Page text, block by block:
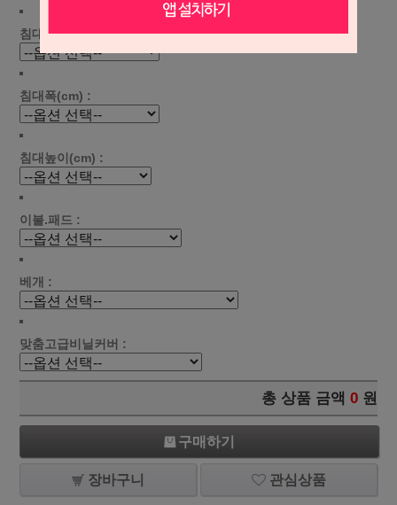
침대길이(cm) :
침대폭(cm) :
침대높이(cm) :
이불.패드 :
베개 :
맞춤고급비닐커버 :
총 상품 금액 0 원
구매하기
장바구니 관심상품